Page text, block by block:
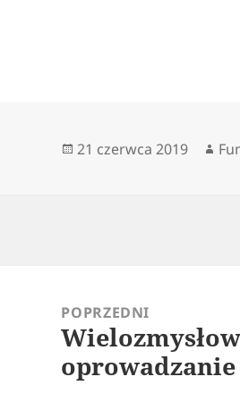
Data
21 czerwca 2019
POPRZEDNI
Poprzedni
wpis:
oprowadzanie